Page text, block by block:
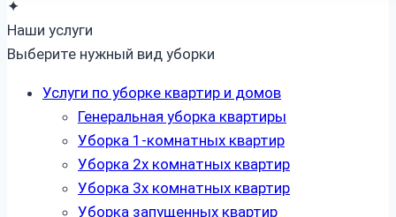
✦
Наши услуги
Выберите нужный вид уборки
Услуги по уборке квартир и домов
Генеральная уборка квартиры
Уборка 1-комнатных квартир
Уборка 2х комнатных квартир
Уборка 3х комнатных квартир
Уборка запущенных квартир